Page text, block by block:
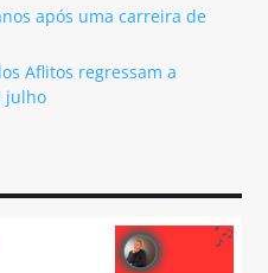
após uma carreira de
Aflitos regressam a
julho